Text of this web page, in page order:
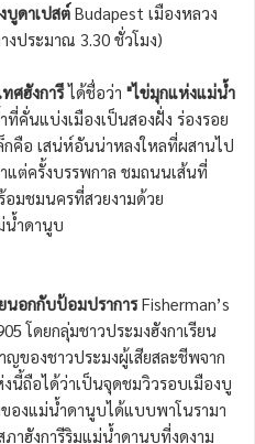
บูดาเปสต์ Budapest เมืองหลวง
งประมาณ 3.30 ชั่วโมง)
ศฮังการีได้ชื่อว่า "ไข่มุกแห่งแม่น้ำ
ที่คั่นแบ่งเมืองเป็นสองฝั่ง ร่องรอย
กคือ เสน่ห์อันน่าหลงใหลที่ผสานไป
แต่ครั้งบรรพกาล ชมถนนเส้นที่
อมชมนครที่สวยงามด้วย
น้ำดานูบ
นอกกับป้อมปราการFisherman’s
โดยกลุ่มชาวประมงฮังกาเรียน
ญของชาวประมงผู้เสียสละชีพจาก
นี้ถือได้ว่าเป็นจุดชมวิวรอบเมืองบู
องแม่น้ำดานูบได้แบบพาโนรามา
าฮังการีริมแม่น้ำดานูบที่งดงาม